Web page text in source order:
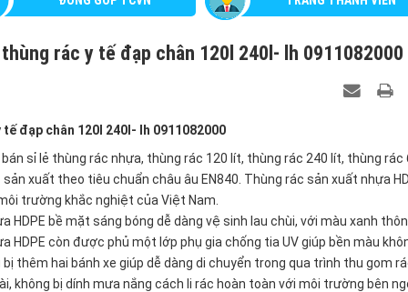
rác y tế đạp chân 120l 240l- lh 0911082000
đạp chân 120l 240l- lh 0911082000
bán sỉ lẻ thùng rác nhựa, thùng rác 120 lít, thùng rác 240 lít, thùng rác
xuất theo tiêu chuẩn châu âu EN840. Thùng rác sản xuất nhựa
trường khắc nghiệt của Việt Nam.
HDPE bề mặt sáng bóng dễ dàng vệ sinh lau chùi, với màu xanh
còn được phủ một lớp phụ gia chống tia UV giúp bền màu
thêm hai bánh xe giúp dễ dàng di chuyển trong qua trình thu gom
không bị dính mưa nắng cách li rác hoàn toàn với môi trường bên